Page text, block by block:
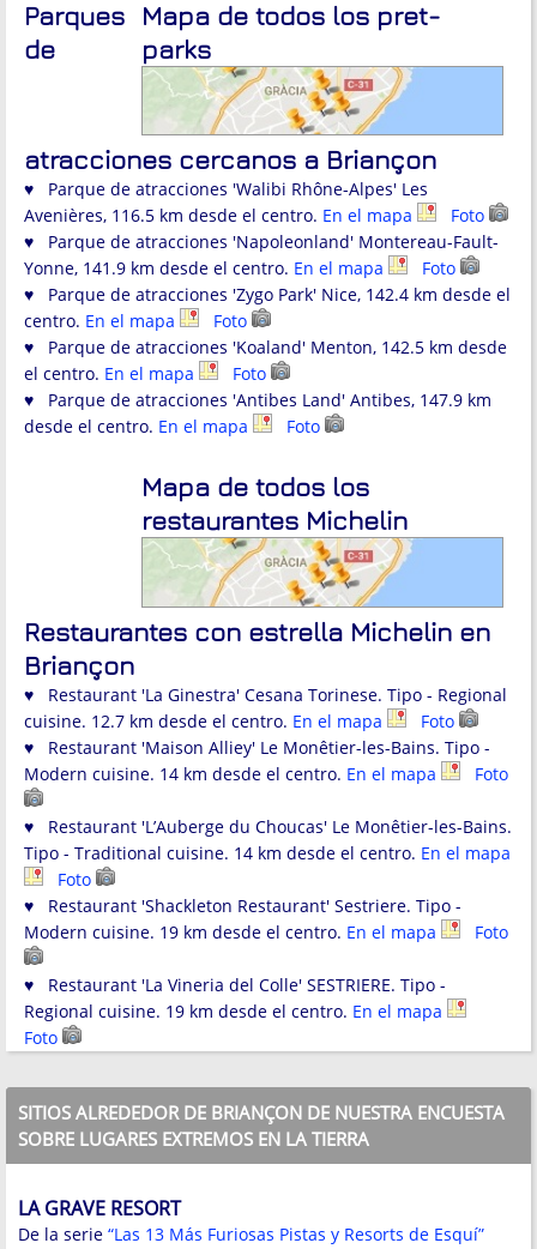
Mapa de todos los pret-
parks
Parques
de
atracciones cercanos a Briançon
♥ Parque de atracciones 'Walibi Rhône-Alpes' Les
Avenières, 116.5 km desde el centro. En el mapa
Foto
♥ Parque de atracciones 'Napoleonland' Montereau-Fault-
Yonne, 141.9 km desde el centro. En el mapa
Foto
♥ Parque de atracciones 'Zygo Park' Nice, 142.4 km desde el
centro. En el mapa
Foto
♥ Parque de atracciones 'Koaland' Menton, 142.5 km desde
el centro. En el mapa
Foto
♥ Parque de atracciones 'Antibes Land' Antibes, 147.9 km
desde el centro. En el mapa Foto
Mapa de todos los
restaurantes Michelin
Restaurantes con estrella Michelin en
Briançon
♥ Restaurant 'La Ginestra' Cesana Torinese. Tipo - Regional
cuisine. 12.7 km desde el centro. En el mapa
Foto
♥ Restaurant 'Maison Alliey' Le Monêtier-les-Bains. Tipo -
Modern cuisine. 14 km desde el centro. En el mapa Foto
♥ Restaurant 'L’Auberge du Choucas' Le Monêtier-les-Bains.
Tipo - Traditional cuisine. 14 km desde el centro. En el mapa
Foto
♥ Restaurant 'Shackleton Restaurant' Sestriere. Tipo -
Modern cuisine. 19 km desde el centro. En el mapa Foto
♥ Restaurant 'La Vineria del Colle' SESTRIERE. Tipo -
Regional cuisine. 19 km desde el centro. En el mapa
Foto
SITIOS ALREDEDOR DE BRIANÇON DE NUESTRA ENCUESTA
SOBRE LUGARES EXTREMOS EN LA TIERRA
LA GRAVE RESORT
De la serie “Las 13 Más Furiosas Pistas y Resorts de Esquí”